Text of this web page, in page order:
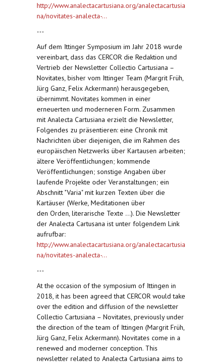
http://www.analectacartusiana.org/analectacartusia
na/novitates-analecta-...
---
Auf dem Ittinger Symposium im Jahr 2018 wurde
vereinbart, dass das CERCOR die Redaktion und
Vertrieb der Newsletter Collectio Cartusiana –
Novitates, bisher vom Ittinger Team (Margrit Früh,
Jürg Ganz, Felix Ackermann) herausgegeben,
übernimmt. Novitates kommen in einer
erneuerten und moderneren Form. Zusammen
mit Analecta Cartusiana erzielt die Newsletter,
Folgendes zu präsentieren: eine Chronik mit
Nachrichten über diejenigen, die im Rahmen des
europäischen Netzwerks über Kartausen arbeiten;
ältere Veröffentlichungen; kommende
Veröffentlichungen; sonstige Angaben über
laufende Projekte oder Veranstaltungen; ein
Abschnitt "Varia" mit kurzen Texten über die
Kartäuser (Werke, Meditationen über
den Orden, literarische Texte ...). Die Newsletter
der Analecta Cartusana ist unter folgendem Link
aufrufbar:
http://www.analectacartusiana.org/analectacartusia
na/novitates-analecta-...
---
At the occasion of the symposium of Ittingen in
2018, it has been agreed that CERCOR would take
over the edition and diffusion of the newsletter
Collectio Cartusiana – Novitates, previously under
the direction of the team of Ittingen (Margrit Früh,
Jürg Ganz, Felix Ackermann). Novitates come in a
renewed and moderner conception. This
newsletter related to Analecta Cartusiana aims to